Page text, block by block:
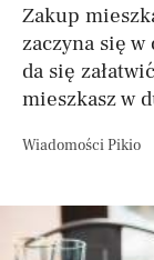
Zakup
zaczyna się
da się
mieszkasz w
Wiadomości Pikio